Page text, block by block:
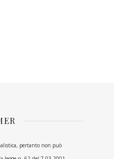
pertanto non può